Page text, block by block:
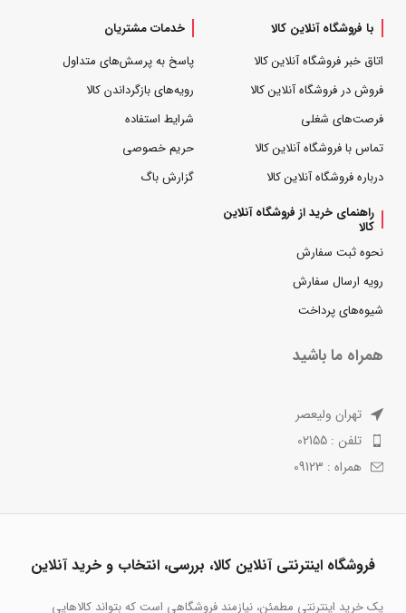
با فروشگاه آنلاین کالا
اتاق خبر فروشگاه آنلاین کالا
فروش در فروشگاه آنلاین کالا
فرصت‌های شغلی
تماس با فروشگاه آنلاین کالا
درباره فروشگاه آنلاین کالا
خدمات مشتریان
پاسخ به پرسش‌های متداول
رویه‌های بازگرداندن کالا
شرایط استفاده
حریم خصوصی
گزارش باگ
راهنمای خرید از فروشگاه آنلاین
کالا
نحوه ثبت سفارش
رویه ارسال سفارش
شیوه‌های پرداخت
همراه ما باشید
تهران ولیعصر
تلفن : 02155
همراه : 09123
فروشگاه اینترنتی آنلاین کالا، بررسی، انتخاب و خرید آنلاین
یک خرید اینترنتی مطمئن، نیازمند فروشگاهی است که بتواند کالاهایی